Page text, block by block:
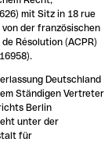
mit Sitz in 18 rue
von der französischen
Résolution (ACPR)
Deutschland
Ständigen Vertreter
Berlin
unter der
für